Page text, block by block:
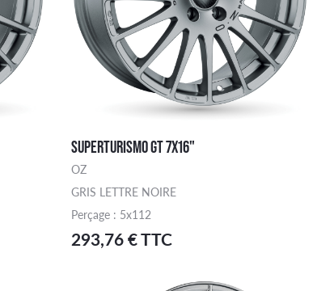
SUPERTURISMO GT 7X16"
OZ
GRIS LETTRE NOIRE
Perçage : 5x112
293,76 € TTC